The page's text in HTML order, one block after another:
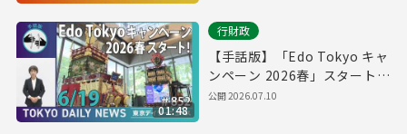
01:48
行財政
【手話版】「Edo Tokyo キャ
ンペーン 2026春」スタート！
（令和8年6月17日 東京デイリ
公開2026.07.10